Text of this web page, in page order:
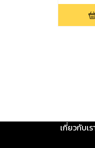
เกี่ยวกับเร